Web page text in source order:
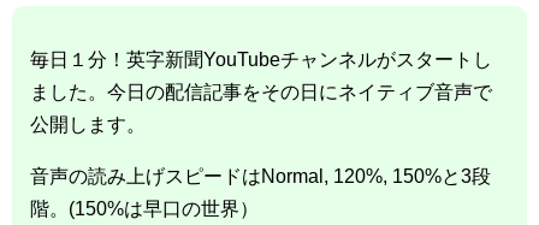
毎日１分！英字新聞YouTubeチャンネルがスタートし
ました。今日の配信記事をその日にネイティブ音声で
公開します。
音声の読み上げスピードはNormal, 120%, 150%と3段
階。(150%は早口の世界）